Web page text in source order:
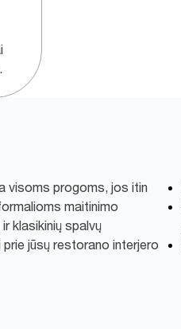
visoms progoms, jos itin
maitinimo
klasikinių spalvų
jūsų restorano interjero